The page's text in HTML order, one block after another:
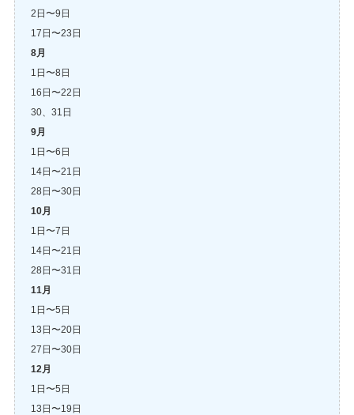
2日〜9日
17日〜23日
8月
1日〜8日
16日〜22日
30、31日
9月
1日〜6日
14日〜21日
28日〜30日
10月
1日〜7日
14日〜21日
28日〜31日
11月
1日〜5日
13日〜20日
27日〜30日
12月
1日〜5日
13日〜19日